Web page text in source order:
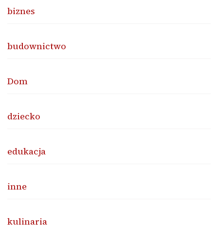
biznes
budownictwo
Dom
dziecko
edukacja
inne
kulinaria